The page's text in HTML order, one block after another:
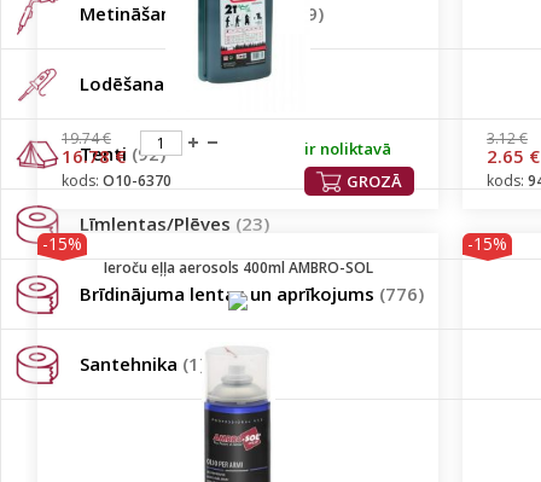
Metināšanas piederumi (29)
Lodēšanas piederumi
Tenti (92)
Līmlentas/Plēves (23)
Brīdinājuma lentas un aprīkojums (776)
Santehnika (1)
19.74 €
16.78 €
ir noliktavā
GROZĀ
kods: O10-6370
3.12 €
2.65 €
kods:
-15%
Ieroču eļļa aerosols 400ml AMBRO-SOL
-15%